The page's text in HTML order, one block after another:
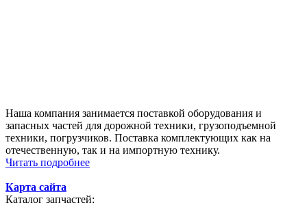
Наша компания занимается поставкой оборудования и
запасных частей для дорожной техники, грузоподъемной
техники, погрузчиков. Поставка комплектующих как на
отечественную, так и на импортную технику.
Читать подробнее
Карта сайта
Каталог запчастей: